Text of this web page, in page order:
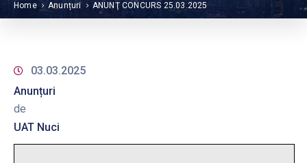
Home Anunțuri ANUNŢ CONCURS 25.03.2025
03.03.2025
Anunțuri
de
UAT Nuci